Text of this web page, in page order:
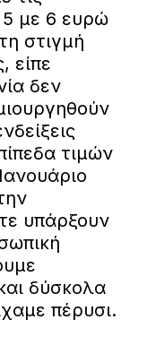
5 με 6 ευρώ
στιγμή
είπε
δεν
τιμών
υπάρξουν
δύσκολα
πέρυσι.